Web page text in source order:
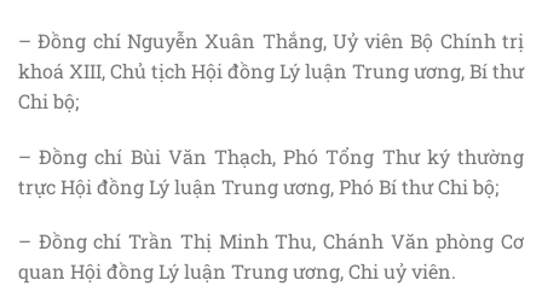
– Đồng chí Nguyễn Xuân Thắng, Uỷ viên Bộ Chính trị
khoá XIII, Chủ tịch Hội đồng Lý luận Trung ương, Bí thư
Chi bộ;
– Đồng chí Bùi Văn Thạch, Phó Tổng Thư ký thường
trực Hội đồng Lý luận Trung ương, Phó Bí thư Chi bộ;
– Đồng chí Trần Thị Minh Thu, Chánh Văn phòng Cơ
quan Hội đồng Lý luận Trung ương, Chi uỷ viên.